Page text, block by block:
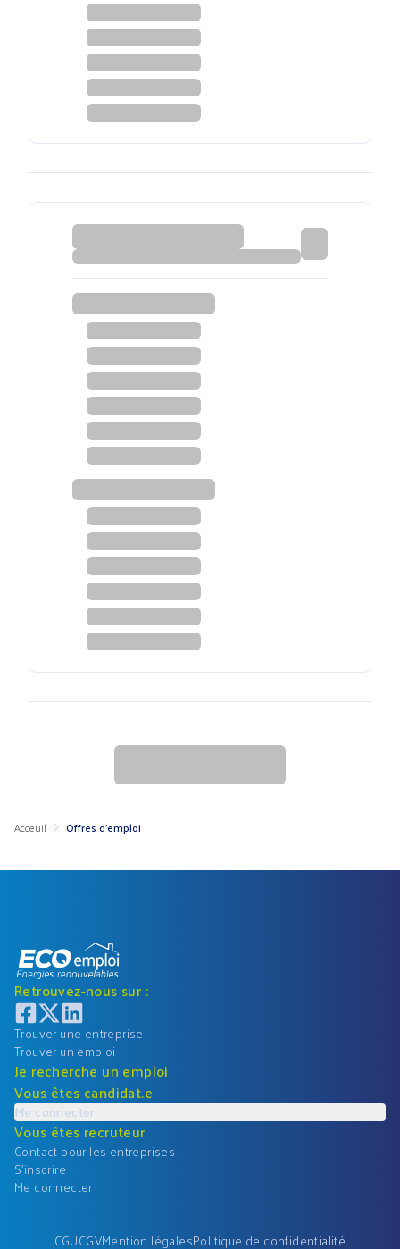
Acceuil Offres d'emploi
Retrouvez-nous sur :
Trouver une entreprise
Trouver un emploi
Je recherche un emploi
Vous êtes candidat.e
Me connecter
Vous êtes recruteur
Contact pour les entreprises
S'inscrire
Me connecter
CGUCGVMention légalesPolitique de confidentialité